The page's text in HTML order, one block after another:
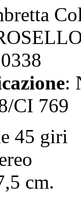
:
CI 769
45 giri
cm.